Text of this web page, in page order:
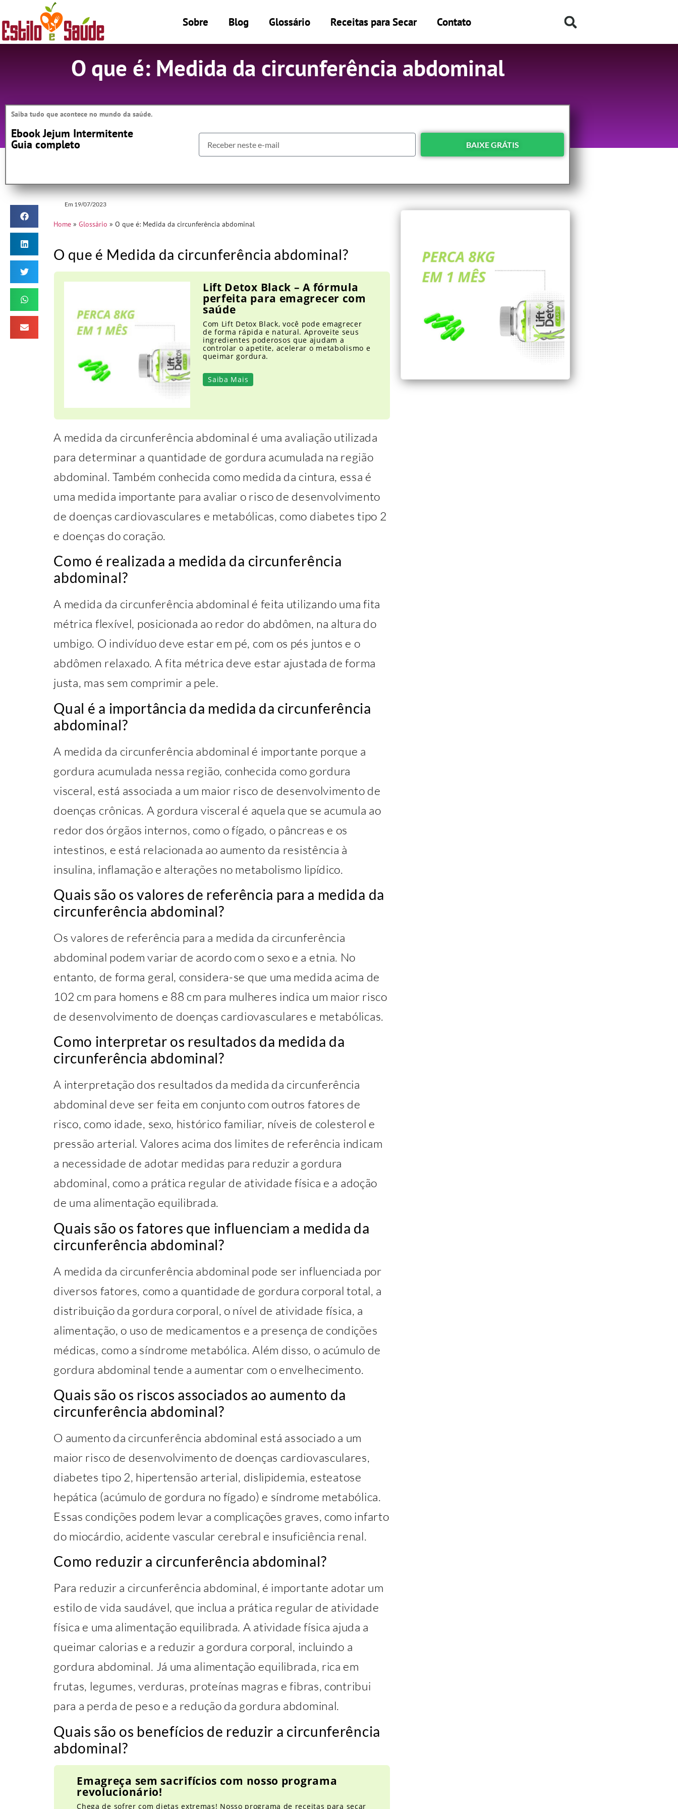
Sobre Blog Glossário Receitas para Secar Contato
O que é: Medida da circunferência abdominal
Saiba tudo que acontece no mundo da saúde.
Ebook Jejum Intermitente
Guia completo BAIXE GRÁTIS
Em 19/07/2023
Home »Glossário »O que é: Medida da circunferência abdominal
O que é Medida da circunferência abdominal?
Lift Detox Black – A fórmula
perfeita para emagrecer com
saúde
Com Lift Detox Black, você pode emagrecer
de forma rápida e natural. Aproveite seus
ingredientes poderosos que ajudam a
controlar o apetite, acelerar o metabolismo e
queimar gordura.
Saiba Mais
A medida da circunferência abdominal é uma avaliação utilizada
para determinar a quantidade de gordura acumulada na região
abdominal. Também conhecida como medida da cintura, essa é
uma medida importante para avaliar o risco de desenvolvimento
de doenças cardiovasculares e metabólicas, como diabetes tipo 2
e doenças do coração.
Como é realizada a medida da circunferência
abdominal?
A medida da circunferência abdominal é feita utilizando uma fita
métrica flexível, posicionada ao redor do abdômen, na altura do
umbigo. O indivíduo deve estar em pé, com os pés juntos e o
abdômen relaxado. A fita métrica deve estar ajustada de forma
justa, mas sem comprimir a pele.
Qual é a importância da medida da circunferência
abdominal?
A medida da circunferência abdominal é importante porque a
gordura acumulada nessa região, conhecida como gordura
visceral, está associada a um maior risco de desenvolvimento de
doenças crônicas. A gordura visceral é aquela que se acumula ao
redor dos órgãos internos, como o fígado, o pâncreas e os
intestinos, e está relacionada ao aumento da resistência à
insulina, inflamação e alterações no metabolismo lipídico.
Quais são os valores de referência para a medida da
circunferência abdominal?
Os valores de referência para a medida da circunferência
abdominal podem variar de acordo com o sexo e a etnia. No
entanto, de forma geral, considera-se que uma medida acima de
102 cm para homens e 88 cm para mulheres indica um maior risco
de desenvolvimento de doenças cardiovasculares e metabólicas.
Como interpretar os resultados da medida da
circunferência abdominal?
A interpretação dos resultados da medida da circunferência
abdominal deve ser feita em conjunto com outros fatores de
risco, como idade, sexo, histórico familiar, níveis de colesterol e
pressão arterial. Valores acima dos limites de referência indicam
a necessidade de adotar medidas para reduzir a gordura
abdominal, como a prática regular de atividade física e a adoção
de uma alimentação equilibrada.
Quais são os fatores que influenciam a medida da
circunferência abdominal?
A medida da circunferência abdominal pode ser influenciada por
diversos fatores, como a quantidade de gordura corporal total, a
distribuição da gordura corporal, o nível de atividade física, a
alimentação, o uso de medicamentos e a presença de condições
médicas, como a síndrome metabólica. Além disso, o acúmulo de
gordura abdominal tende a aumentar com o envelhecimento.
Quais são os riscos associados ao aumento da
circunferência abdominal?
O aumento da circunferência abdominal está associado a um
maior risco de desenvolvimento de doenças cardiovasculares,
diabetes tipo 2, hipertensão arterial, dislipidemia, esteatose
hepática (acúmulo de gordura no fígado) e síndrome metabólica.
Essas condições podem levar a complicações graves, como infarto
do miocárdio, acidente vascular cerebral e insuficiência renal.
Como reduzir a circunferência abdominal?
Para reduzir a circunferência abdominal, é importante adotar um
estilo de vida saudável, que inclua a prática regular de atividade
física e uma alimentação equilibrada. A atividade física ajuda a
queimar calorias e a reduzir a gordura corporal, incluindo a
gordura abdominal. Já uma alimentação equilibrada, rica em
frutas, legumes, verduras, proteínas magras e fibras, contribui
para a perda de peso e a redução da gordura abdominal.
Quais são os benefícios de reduzir a circunferência
abdominal?
Emagreça sem sacrifícios com nosso programa
revolucionário!
Chega de sofrer com dietas extremas! Nosso programa de receitas para secar